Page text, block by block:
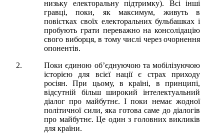
низьку електоральну підтримку). Всі інші
гравці, поки, як максимум, живуть в
повістках своїх електоральних бульбашках і
пробують грати переважно на консолідацію
свого виборця, в тому числі через очорнення
опонентів.
Поки єдиною обʼєднуючою та мобілізуючою
історією для всієї нації є страх приходу
росіян. При цьому, в країні, в принципі,
відсутній більш широкий інтелектуальний
діалог про майбутнє. І поки немає жодної
політичної сили, яка готова саме до діалогів
про майбутнє. Це один з головних викликів
для країни.